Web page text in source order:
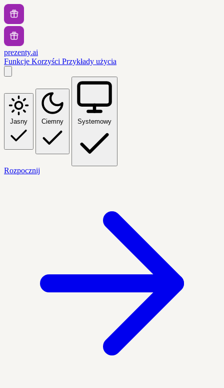
prezenty.ai
Funkcje Korzyści Przykłady użycia
Jasny Ciemny Systemowy
Rozpocznij